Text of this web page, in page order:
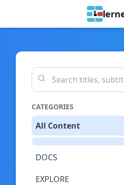
CATEGORIES
All Content
DOCS
EXPLORE